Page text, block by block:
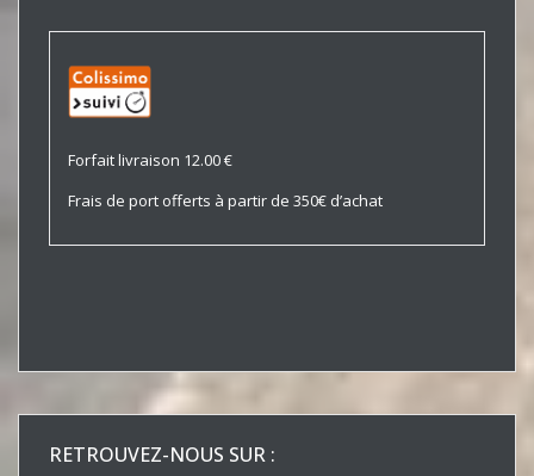
Forfait livraison 12.00 €
Frais de port offerts à partir de 350€ d’achat
RETROUVEZ-NOUS SUR :